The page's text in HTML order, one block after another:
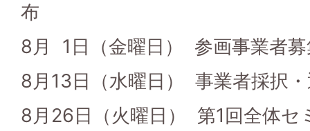
布
8月 1日（金曜日） 参画事業者
8月13日（水曜日） 事業者採択
8月26日（火曜日） 第1回全体セ